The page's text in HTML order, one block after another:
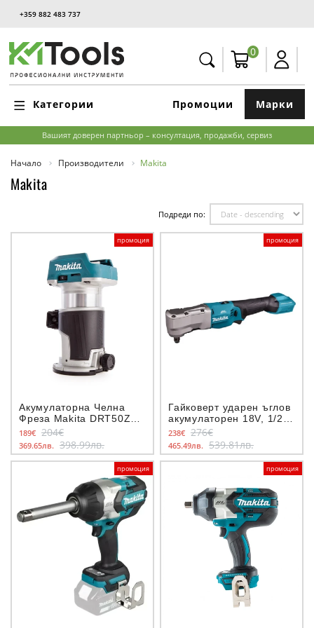
+359 882 483 737
0
Категории Марки
Промоции
Вашият доверен партньор – консултация, продажби, сервиз
Начало Производители Makita
Makita
Подреди по:
промоция
Акумулаторна Челна
Фреза Makita DRT50Z
18V
189€ 204€
369.65лв. 398.99лв.
промоция
Гайковерт ударен ъглов
акумулаторен 18V, 1/2,
DTL300Z - MAKITA
238€ 276€
465.49лв. 539.81лв.
промоция промоция